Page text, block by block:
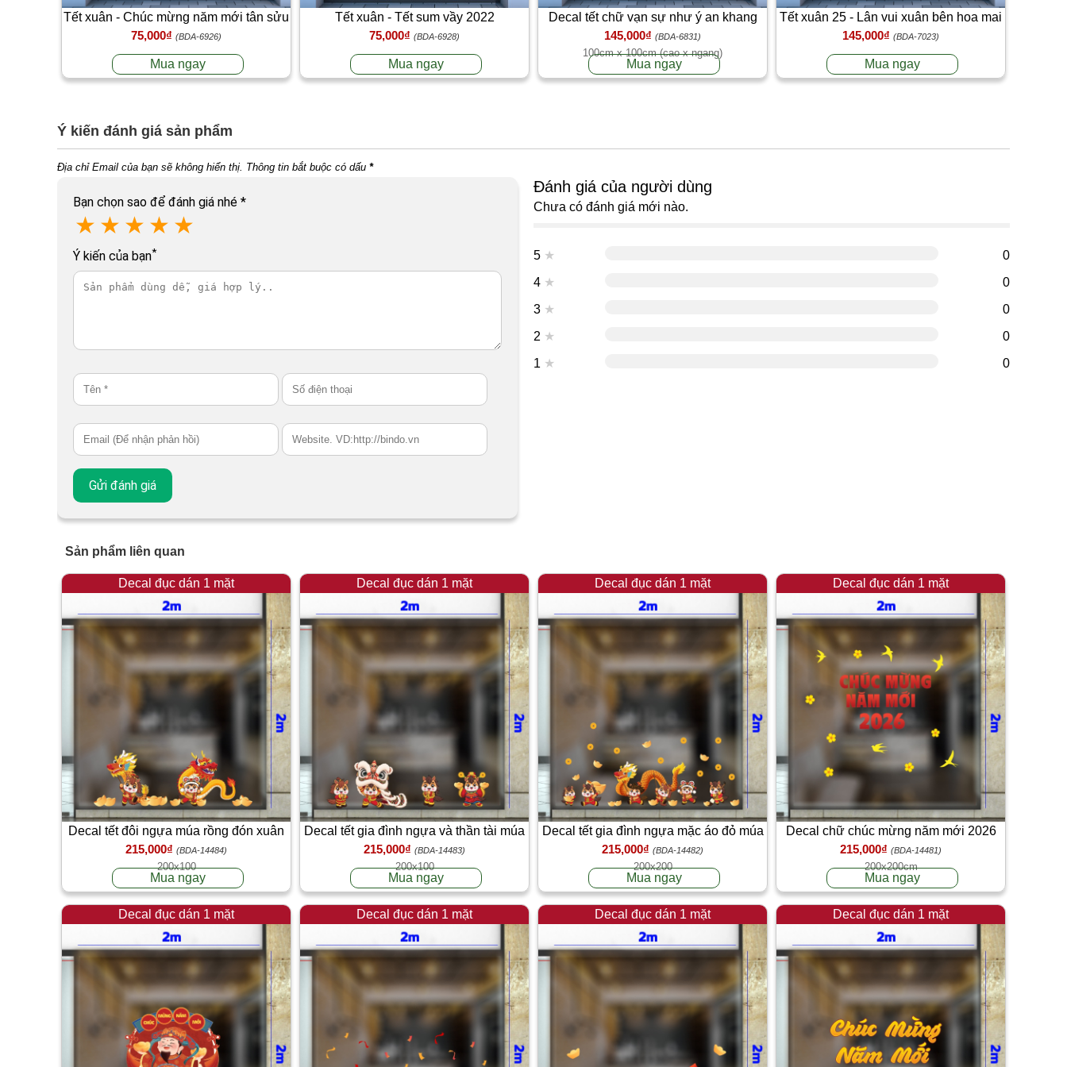
Tết xuân - Chúc mừng năm mới tân sửu
T2
75,000₫ (BDA-6926)
Mua ngay
Tết xuân - Tết sum vầy 2022
75,000₫ (BDA-6928)
Mua ngay
Decal tết chữ vạn sự như ý an khang
thịnh vượng
145,000₫ (BDA-6831)
100cm x 100cm (cao x ngang)
Mua ngay
Tết xuân 25 - Lân vui xuân bên hoa mai
145,000₫ (BDA-7023)
Mua ngay
Ý kiến đánh giá sản phẩm
Địa chỉ Email của bạn sẽ không hiển thị. Thông tin bắt buộc có dấu *
Bạn chọn sao để đánh giá nhé *
★ ★ ★ ★ ★
Ý kiến của bạn*
Đánh giá của người dùng
Chưa có đánh giá mới nào.
5 ★
0
4 ★
0
3 ★
0
2 ★
0
1 ★ 0
Sản phẩm liên quan
Decal đục dán 1 mặt
Decal tết đôi ngựa múa rồng đón xuân
215,000₫ (BDA-14484)
200x100
Mua ngay
Decal đục dán 1 mặt
Decal tết gia đình ngựa và thần tài múa
lân đón xuân
215,000₫ (BDA-14483)
200x100
Mua ngay
Decal đục dán 1 mặt
Decal tết gia đình ngựa mặc áo đỏ múa
rồng vui xuân
215,000₫ (BDA-14482)
200x200
Mua ngay
Decal đục dán 1 mặt
Decal chữ chúc mừng năm mới 2026
màu đỏ
215,000₫ (BDA-14481)
200x200cm
Mua ngay
Decal đục dán 1 mặt Decal đục dán 1 mặt Decal đục dán 1 mặt Decal đục dán 1 mặt